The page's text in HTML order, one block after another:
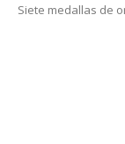
Siete medallas de